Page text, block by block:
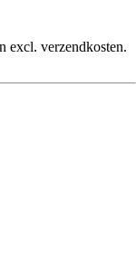
verzendkosten.